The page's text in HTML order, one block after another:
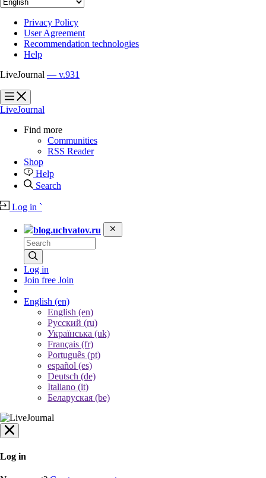
Privacy Policy
User Agreement
Recommendation technologies
Help
LiveJournal — v.931
?
?
LiveJournal
Find more
Communities
RSS Reader
Shop
Help
Search
Log in `
blog.uchvatov.ru
Log in
Join free Join
English (en)
English (en)
Русский (ru)
Українська (uk)
Français (fr)
Português (pt)
español (es)
Deutsch (de)
Italiano (it)
Беларуская (be)
Log in